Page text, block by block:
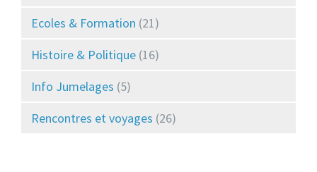
Ecoles & Formation (21)
Histoire & Politique (16)
Info Jumelages (5)
Rencontres et voyages (26)